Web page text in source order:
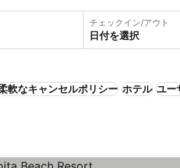
チェックイン/アウト
日付を選択
軟なキャンセルポリシー ホテル ユー